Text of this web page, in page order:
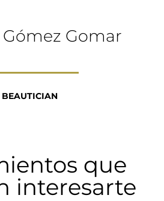
Gomar
BEAUTICIAN
que
interesarte